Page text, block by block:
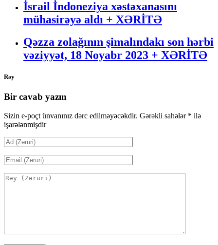
İsrail İndoneziya xəstəxanasını
mühasirəyə aldı + XƏRİTƏ
Qəzza zolağının şimalındakı son hərbi
vəziyyət, 18 Noyabr 2023 + XƏRİTƏ
Rəy
Bir cavab yazın
Sizin e-poçt ünvanınız dərc edilməyəcəkdir. Gərəkli sahələr * ilə
işarələnmişdir